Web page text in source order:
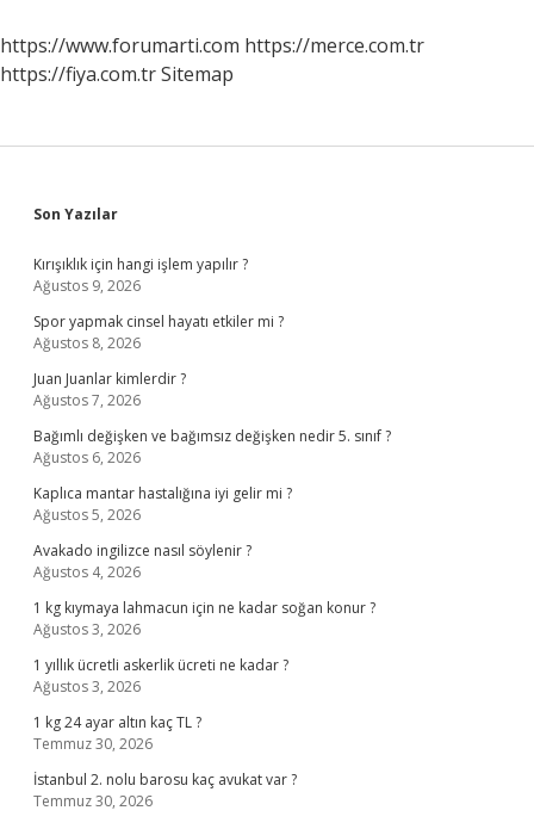
https://www.forumarti.com https://merce.com.tr
https://fiya.com.trSitemap
Sidebar
Son Yazılar
Kırışıklık için hangi işlem yapılır ?
Ağustos 9, 2026
Spor yapmak cinsel hayatı etkiler mi ?
Ağustos 8, 2026
Juan Juanlar kimlerdir ?
Ağustos 7, 2026
Bağımlı değişken ve bağımsız değişken nedir 5. sınıf ?
Ağustos 6, 2026
Kaplıca mantar hastalığına iyi gelir mi ?
Ağustos 5, 2026
Avakado ingilizce nasıl söylenir ?
Ağustos 4, 2026
1 kg kıymaya lahmacun için ne kadar soğan konur ?
Ağustos 3, 2026
1 yıllık ücretli askerlik ücreti ne kadar ?
Ağustos 3, 2026
1 kg 24 ayar altın kaç TL ?
Temmuz 30, 2026
İstanbul 2. nolu barosu kaç avukat var ?
Temmuz 30, 2026